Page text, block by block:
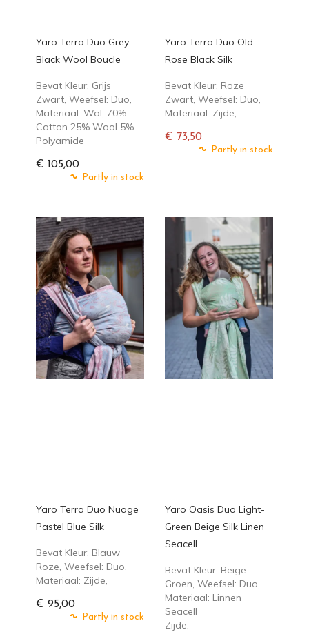
Yaro Terra Duo Grey
Black Wool Boucle
Bevat Kleur: Grijs
Zwart, Weefsel: Duo,
Materiaal: Wol, 70%
Cotton 25% Wool 5%
Polyamide
€ 105,00
Partly in stock
Yaro Terra Duo Old
Rose Black Silk
Bevat Kleur: Roze
Zwart, Weefsel: Duo,
Materiaal: Zijde,
€ 73,50
Normale Partly in stock
Yaro Terra Duo Nuage
Pastel Blue Silk
Bevat Kleur: Blauw
Roze, Weefsel: Duo,
Materiaal: Zijde,
€ 95,00
Partly in stock
Yaro Oasis Duo Light-
Green Beige Silk Linen
Seacell
Bevat Kleur: Beige
Groen, Weefsel: Duo,
Materiaal: Linnen
Seacell
Zijde,